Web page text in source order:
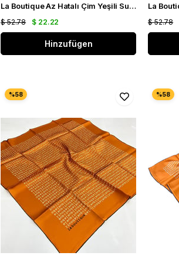
La Boutique Az Hatalı Çim Yeşili Sura İpek Eşarp 23289
$ 22.22
$ 52.78
Hinzufügen
$ 52.78